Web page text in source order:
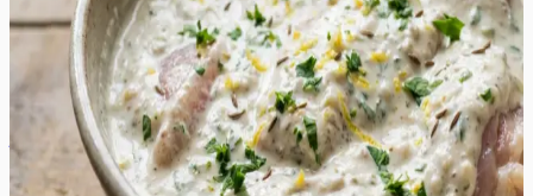
õrnalt lihakiude, tagades tulemuse, mis sulab suus ega
muutu grillimisel kuivaks. Värske sidrunimahl ja riivitud
sidrunikoor lisavad vajalikku hapukust ja eredat
tsitruselist nooti, mis tasakaalustab jogurti täidlust.
Värskelt hakitud petersell ja vürtsköömen loovad sügava
ja aromaatse maitsebuketi, mis täidab õue isuäratava
lõhnaga juba esimestest minutitest grillil. See marinaad
on ideaalne valik soojadeks suveõhtuteks, pakkudes